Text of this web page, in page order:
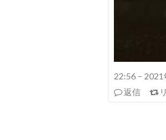
22:56 – 2021
返信